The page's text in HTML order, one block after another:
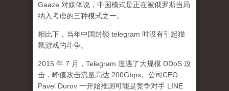
Gaaze 对媒体说，中国模式是正在被俄罗斯当局
纳入考虑的三种模式之一。
相比下，当年中国封锁 telegram 时没有引起猫
鼠游戏的斗争。
2015 年 7 月，Telegram 遭遇了大规模 DDoS 攻
击，峰值攻击流量高达 200Gbps。公司CEO
Pavel Durov 一开始推测可能是竞争对手 LINE